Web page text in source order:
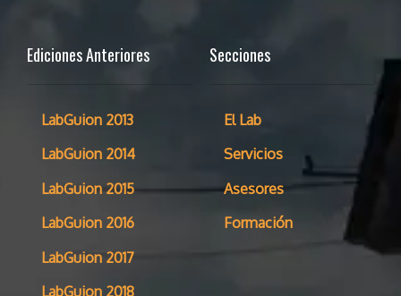
Ediciones Anteriores
LabGuion 2013
LabGuion 2014
LabGuion 2015
LabGuion 2016
LabGuion 2017
LabGuion 2018
Secciones
El Lab
Servicios
Asesores
Formación